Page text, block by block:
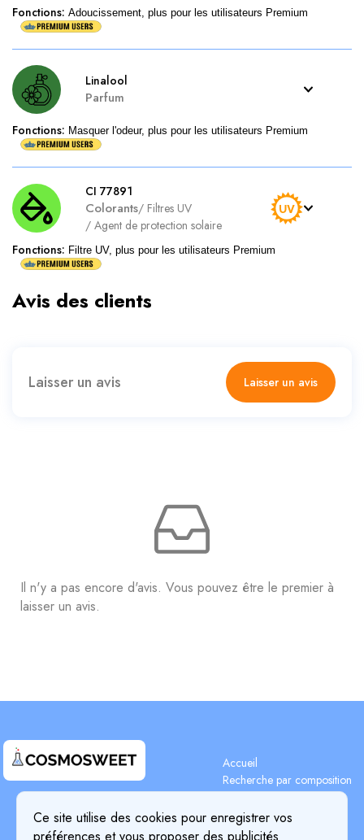
Fonctions: Adoucissement, plus pour les utilisateurs Premium
Linalool
Parfum
Fonctions: Masquer l'odeur, plus pour les utilisateurs Premium
CI 77891
Colorants/ Filtres UV
/ Agent de protection solaire
Fonctions: Filtre UV, plus pour les utilisateurs Premium
Avis des clients
Laisser un avis Laisser un avis
Il n'y a pas encore d'avis. Vous pouvez être le premier à
laisser un avis.
Ce site utilise des cookies pour enregistrer vos
Accueil
Recherche par composition
Recherche d'ingrédients
Blog
Tarifs
Privacy Policy